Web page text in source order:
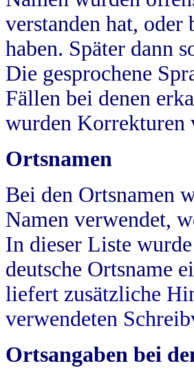
verstanden hat, oder
haben. Später dann
Die gesprochene
Fällen bei denen
wurden Korrekturen
Ortsnamen
Bei den Ortsnamen
Namen verwendet,
In dieser Liste
deutsche Ortsname
liefert zusätzliche
verwendeten
Ortsangaben bei